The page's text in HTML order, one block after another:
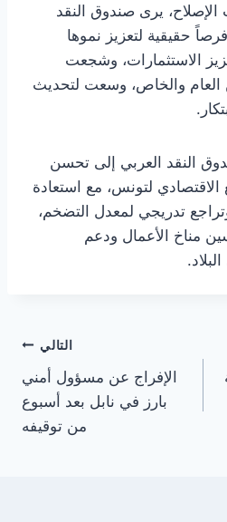
يرى صندوق النقد
حقيقية لتعزيز نموها
الاستثمارات، وشجعت
العام والخاص، وسعت لتحديث
النقد العربي إلى تحسن
لتونس، مع استعادة
تدريجي لمعدل التضخم،
مناخ الأعمال ودعم
التالي
الإفراج عن مسؤول أمني
بارز في نابل بعد أسبوع
من توقيفه